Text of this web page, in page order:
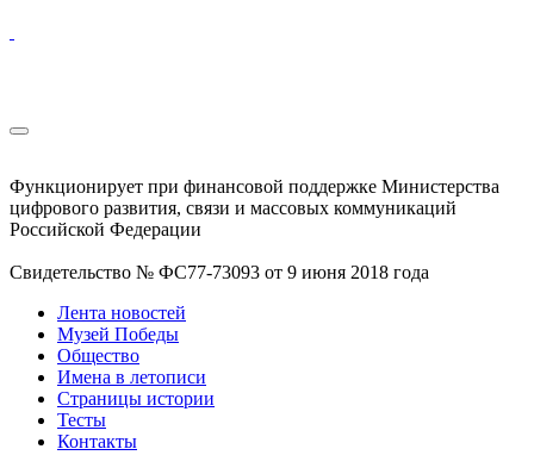
Функционирует при финансовой поддержке Министерства
цифрового развития, связи и массовых коммуникаций
Российской Федерации
Свидетельство № ФС77-73093 от 9 июня 2018 года
Лента новостей
Музей Победы
Общество
Имена в летописи
Страницы истории
Тесты
Контакты